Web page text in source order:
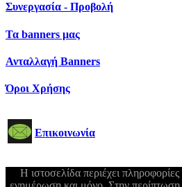
Συνεργασία - Προβολή
Τα banners μας
Ανταλλαγή Banners
Όροι Χρήσης
Επικοινωνία
Η ιστοσελίδα περιέχει